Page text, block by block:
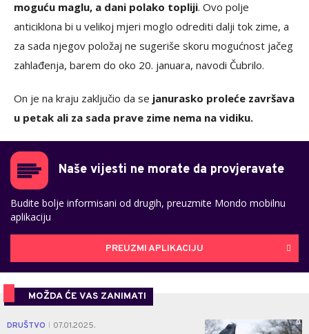
moguću maglu, a dani polako topliji. Ovo polje
anticiklona bi u velikoj mjeri moglo odrediti dalji tok zime, a
za sada njegov položaj ne sugeriše skoru mogućnost jačeg
zahlađenja, barem do oko 20. januara, navodi Čubrilo.
On je na kraju zaključio da se janurasko proleće završava
u petak ali za sada prave zime nema na vidiku.
Naše vijesti ne morate da provjeravate
Budite bolje informisani od drugih, preuzmite Mondo mobilnu
aplikaciju
PREUZMI APLIKACIJU
MOŽDA ĆE VAS ZANIMATI
DRUŠTVO 07.01.2025. 0